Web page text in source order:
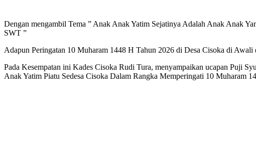
Dengan mengambil Tema ” Anak Anak Yatim Sejatinya Adalah Anak Anak
SWT ”
Adapun Peringatan 10 Muharam 1448 H Tahun 2026 di Desa Cisoka di
Pada Kesempatan ini Kades Cisoka Rudi Tura, menyampaikan ucapan Puji
Anak Yatim Piatu Sedesa Cisoka Dalam Rangka Memperingati 10 Muharam